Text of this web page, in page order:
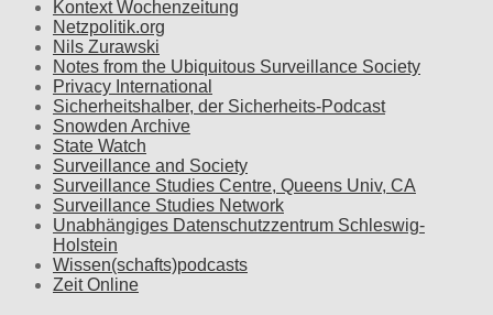
Kontext Wochenzeitung
Netzpolitik.org
Nils Zurawski
Notes from the Ubiquitous Surveillance Society
Privacy International
Sicherheitshalber, der Sicherheits-Podcast
Snowden Archive
State Watch
Surveillance and Society
Surveillance Studies Centre, Queens Univ, CA
Surveillance Studies Network
Unabhängiges Datenschutzzentrum Schleswig-
Holstein
Wissen(schafts)podcasts
Zeit Online